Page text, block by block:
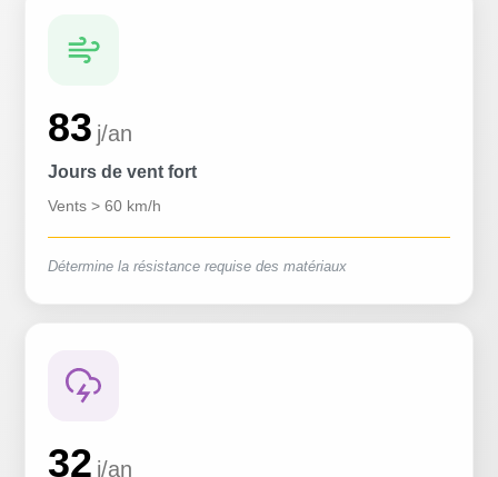
83 j/an
Jours de vent fort
Vents > 60 km/h
Détermine la résistance requise des matériaux
32 j/an